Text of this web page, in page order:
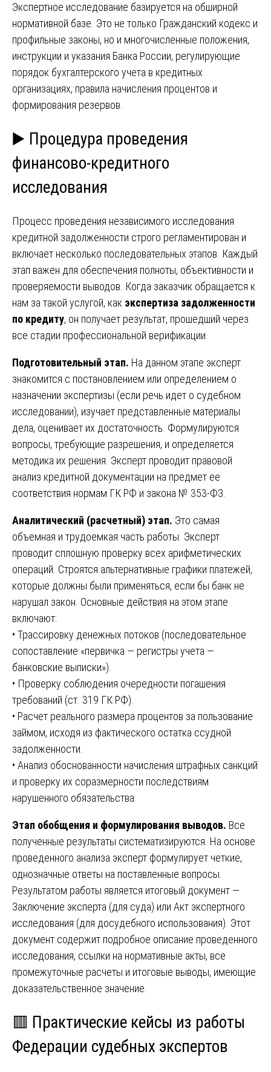
Экспертное исследование базируется на обширной
нормативной базе. Это не только Гражданский кодекс и
профильные законы, но и многочисленные положения,
инструкции и указания Банка России, регулирующие
порядок бухгалтерского учета в кредитных
организациях, правила начисления процентов и
формирования резервов.
▶️ Процедура проведения
финансово-кредитного
исследования
Процесс проведения независимого исследования
кредитной задолженности строго регламентирован и
включает несколько последовательных этапов. Каждый
этап важен для обеспечения полноты, объективности и
проверяемости выводов. Когда заказчик обращается к
нам за такой услугой, как экспертиза задолженности
по кредиту, он получает результат, прошедший через
все стадии профессиональной верификации.
Подготовительный этап. На данном этапе эксперт
знакомится с постановлением или определением о
назначении экспертизы (если речь идет о судебном
исследовании), изучает представленные материалы
дела, оценивает их достаточность. Формулируются
вопросы, требующие разрешения, и определяется
методика их решения. Эксперт проводит правовой
анализ кредитной документации на предмет ее
соответствия нормам ГК РФ и закона № 353-ФЗ.
Аналитический (расчетный) этап. Это самая
объемная и трудоемкая часть работы. Эксперт
проводит сплошную проверку всех арифметических
операций. Строятся альтернативные графики платежей,
которые должны были применяться, если бы банк не
нарушал закон. Основные действия на этом этапе
включают:
• Трассировку денежных потоков (последовательное
сопоставление «первичка — регистры учета —
банковские выписки»).
• Проверку соблюдения очередности погашения
требований (ст. 319 ГК РФ).
• Расчет реального размера процентов за пользование
займом, исходя из фактического остатка ссудной
задолженности.
• Анализ обоснованности начисления штрафных санкций
и проверку их соразмерности последствиям
нарушенного обязательства.
Этап обобщения и формулирования выводов. Все
полученные результаты систематизируются. На основе
проведенного анализа эксперт формулирует четкие,
однозначные ответы на поставленные вопросы.
Результатом работы является итоговый документ —
Заключение эксперта (для суда) или Акт экспертного
исследования (для досудебного использования). Этот
документ содержит подробное описание проведенного
исследования, ссылки на нормативные акты, все
промежуточные расчеты и итоговые выводы, имеющие
доказательственное значение.
🟥 Практические кейсы из работы
Федерации судебных экспертов